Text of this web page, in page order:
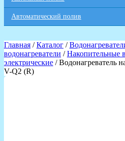
Автоматический полив
Главная /Каталог /
водонагреватели /Накопительные
электрические / Водонагреватель
V-Q2 (R)